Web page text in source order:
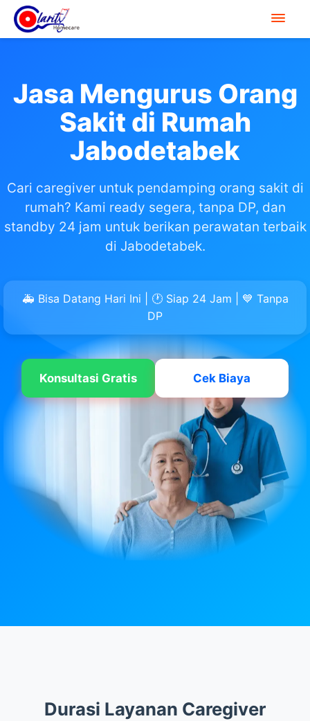
Jasa Mengurus Orang
Sakit di Rumah
Jabodetabek
Cari caregiver untuk pendamping orang sakit di
rumah? Kami ready segera, tanpa DP, dan
standby 24 jam untuk berikan perawatan terbaik
di Jabodetabek.
🚑 Bisa Datang Hari Ini | 🕐 Siap 24 Jam | 💙 Tanpa
DP
Konsultasi Gratis Cek Biaya
Durasi Layanan Caregiver